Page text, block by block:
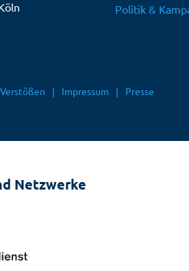
Politik &
Impressum Presse
Netzwerke